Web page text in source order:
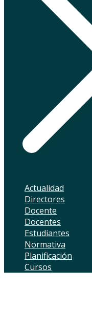
Actualidad
Directores
Docente
Docentes
Estudiantes
Normativa
Planificación
Cursos